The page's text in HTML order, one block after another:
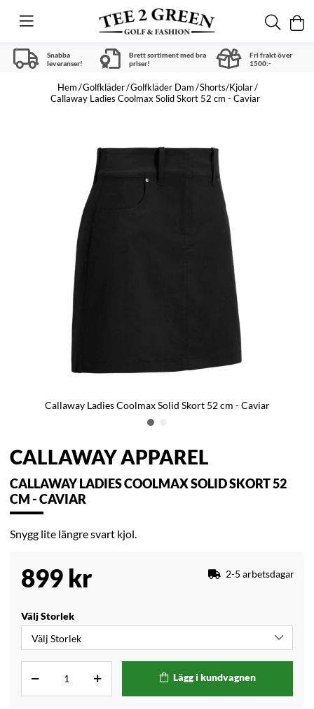
Snabba
leveranser!
Brett sortiment med bra
priser!
Fri frakt över
1500:-
Hem Golfkläder Golfkläder Dam Shorts/Kjolar
Callaway Ladies Coolmax Solid Skort 52 cm - Caviar
Callaway Ladies Coolmax Solid Skort 52 cm - Caviar
CALLAWAY APPAREL
CALLAWAY LADIES COOLMAX SOLID SKORT 52
CM - CAVIAR
Snygg lite längre svart kjol.
899 kr 2-5 arbetsdagar
Välj Storlek
Lägg i kundvagnen